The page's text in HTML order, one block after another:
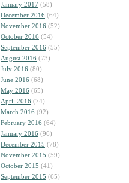
January 2017 (58)
December 2016 (64)
November 2016 (52)
October 2016 (54)
September 2016 (55)
August 2016 (73)
July 2016 (80)
June 2016 (68)
May 2016 (65)
April 2016 (74)
March 2016 (92)
February 2016 (64)
January 2016 (96)
December 2015 (78)
November 2015 (59)
October 2015 (41)
September 2015 (65)